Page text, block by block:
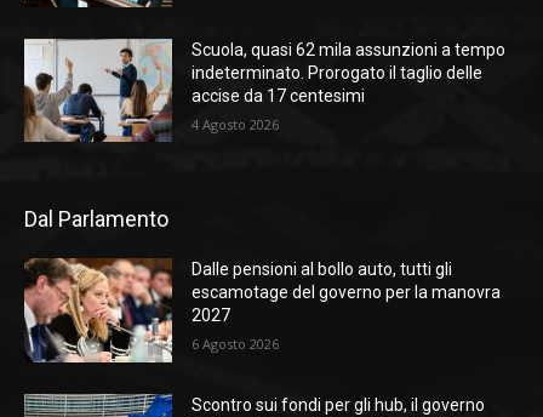
Scuola, quasi 62 mila assunzioni a tempo
indeterminato. Prorogato il taglio delle
accise da 17 centesimi
4 Agosto 2026
Dal Parlamento
Dalle pensioni al bollo auto, tutti gli
escamotage del governo per la manovra
2027
6 Agosto 2026
Scontro sui fondi per gli hub, il governo